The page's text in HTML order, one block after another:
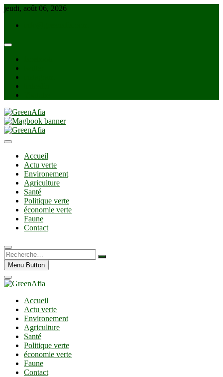
Skip
content
jeudi, août 06, 2026
GreenAfia
Accueil
Actu verte
Environement
Agriculture
Santé
Politique verte
économie verte
Faune
Contact
Recherche…
Menu Button
Accueil
Actu verte
Environement
Agriculture
Santé
Politique verte
économie verte
Faune
Contact